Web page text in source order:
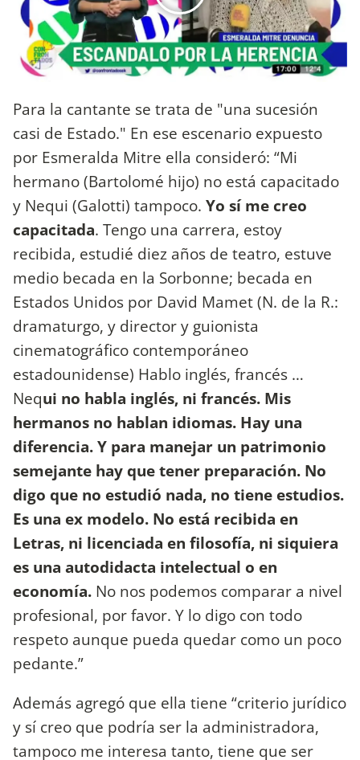
Para la cantante se trata de "una sucesión
casi de Estado." En ese escenario expuesto
por Esmeralda Mitre ella consideró: “Mi
hermano (Bartolomé hijo) no está capacitado
y Nequi (Galotti) tampoco. Yo sí me creo
capacitada. Tengo una carrera, estoy
recibida, estudié diez años de teatro, estuve
medio becada en la Sorbonne; becada en
Estados Unidos por David Mamet (N. de la R.:
dramaturgo, y director y guionista
cinematográfico contemporáneo
estadounidense) Hablo inglés, francés …
Nequi no habla inglés, ni francés. Mis
hermanos no hablan idiomas. Hay una
diferencia. Y para manejar un patrimonio
semejante hay que tener preparación. No
digo que no estudió nada, no tiene estudios.
Es una ex modelo. No está recibida en
Letras, ni licenciada en filosofía, ni siquiera
es una autodidacta intelectual o en
economía. No nos podemos comparar a nivel
profesional, por favor. Y lo digo con todo
respeto aunque pueda quedar como un poco
pedante.”
Además agregó que ella tiene “criterio jurídico
y sí creo que podría ser la administradora,
tampoco me interesa tanto, tiene que ser